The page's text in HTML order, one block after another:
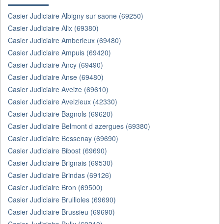
Casier Judiciaire Albigny sur saone (69250)
Casier Judiciaire Alix (69380)
Casier Judiciaire Amberieux (69480)
Casier Judiciaire Ampuis (69420)
Casier Judiciaire Ancy (69490)
Casier Judiciaire Anse (69480)
Casier Judiciaire Aveize (69610)
Casier Judiciaire Aveizieux (42330)
Casier Judiciaire Bagnols (69620)
Casier Judiciaire Belmont d azergues (69380)
Casier Judiciaire Bessenay (69690)
Casier Judiciaire Bibost (69690)
Casier Judiciaire Brignais (69530)
Casier Judiciaire Brindas (69126)
Casier Judiciaire Bron (69500)
Casier Judiciaire Brullioles (69690)
Casier Judiciaire Brussieu (69690)